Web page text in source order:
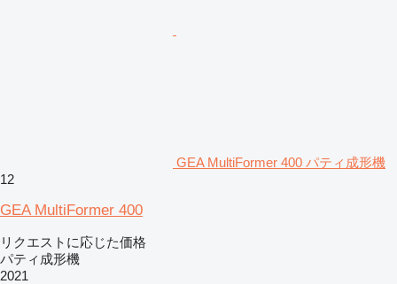
GEA MultiFormer 400 パティ成形機
12
GEA MultiFormer 400
リクエストに応じた価格
パティ成形機
2021